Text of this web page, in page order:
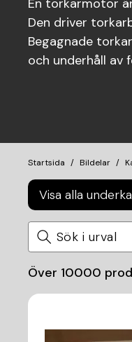
En torkarmotor
Den driver
Begagnade
och underhåll av
Startsida Bildelar
Visa alla
Över 10000